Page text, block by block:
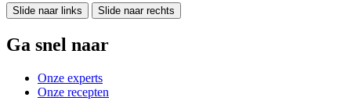
Slide naar links Slide naar rechts
Ga snel naar
Onze experts
Onze recepten